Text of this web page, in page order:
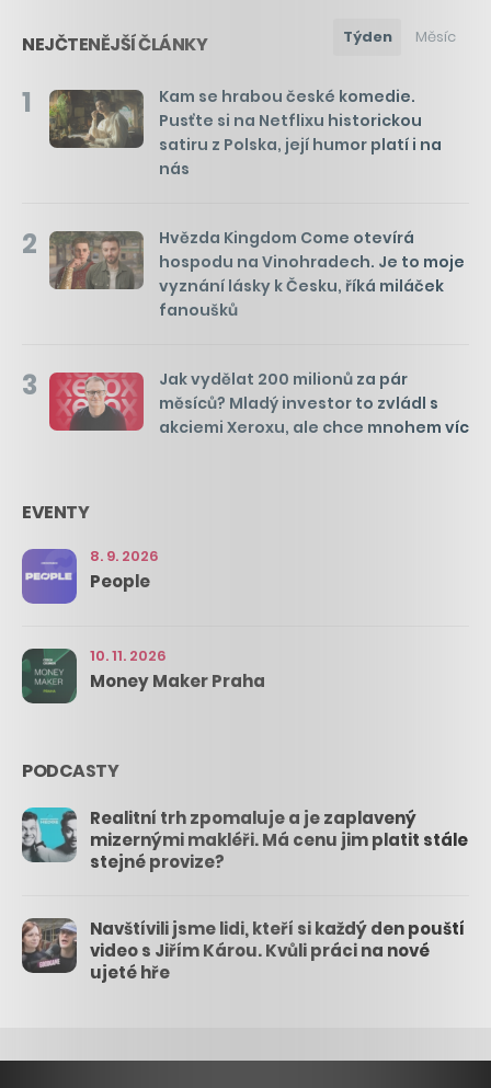
NEJČTENĚJŠÍ ČLÁNKY Týden Měsíc
1
Kam se hrabou české komedie.
Pusťte si na Netflixu historickou
satiru z Polska, její humor platí i na
nás
2
Hvězda Kingdom Come otevírá
hospodu na Vinohradech. Je to moje
vyznání lásky k Česku, říká miláček
fanoušků
3
Jak vydělat 200 milionů za pár
měsíců? Mladý investor to zvládl s
akciemi Xeroxu, ale chce mnohem víc
EVENTY
8. 9. 2026
People
10. 11. 2026
Money Maker Praha
PODCASTY
Realitní trh zpomaluje a je zaplavený
mizernými makléři. Má cenu jim platit stále
stejné provize?
Navštívili jsme lidi, kteří si každý den pouští
video s Jiřím Károu. Kvůli práci na nové
ujeté hře